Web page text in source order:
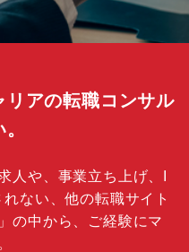
アの転職コンサル
人や、事業立ち上げ、I
ない、他の転職サイト
」の中から、ご経験にマ